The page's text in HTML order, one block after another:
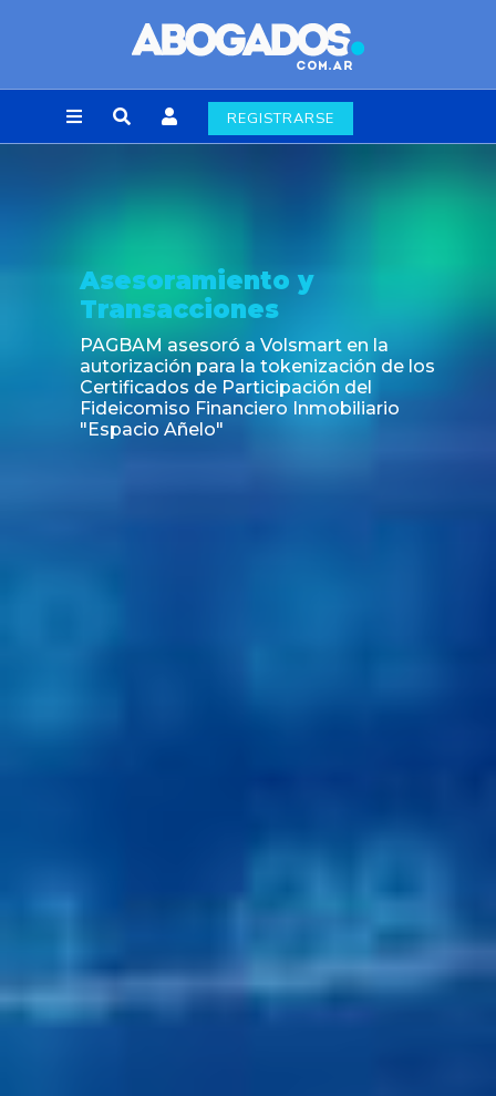
REGISTRARSE
de los
Noticia
Fin de la obligación de
laborales en la Ciudad de